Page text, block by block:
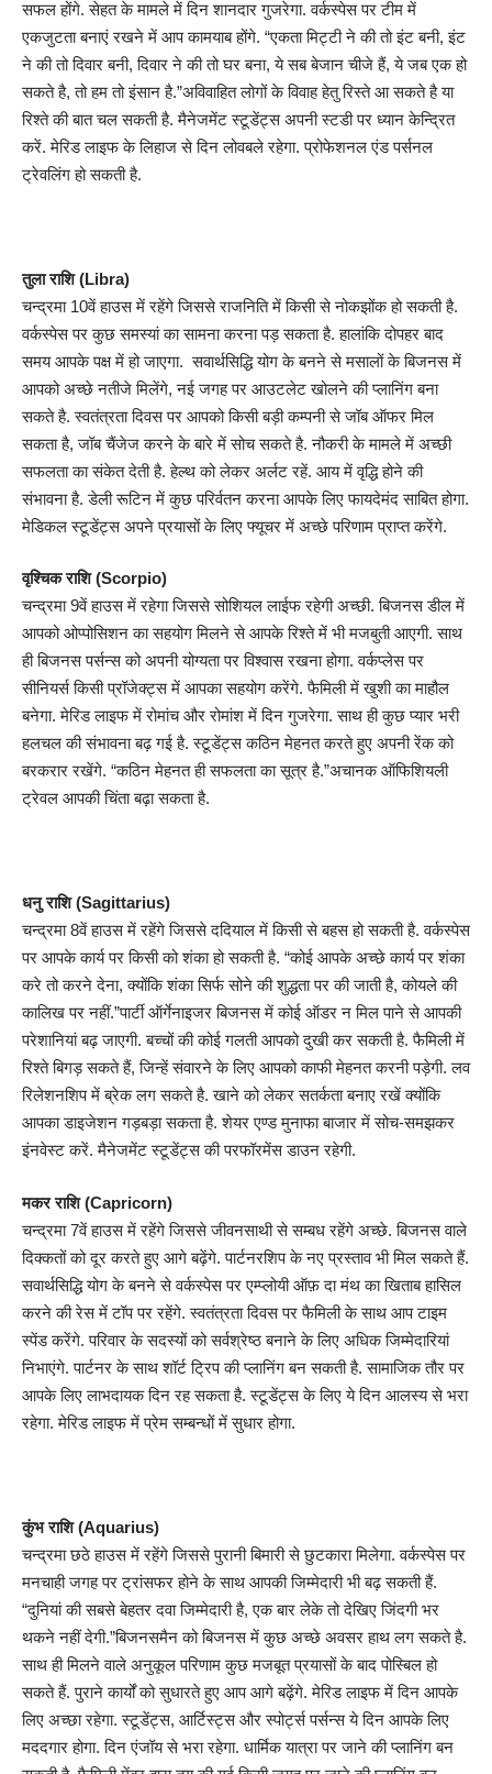
सफल होंगे. सेहत के मामले में दिन शानदार गुजरेगा. वर्कस्पेस पर टीम में
एकजुटता बनाएं रखने में आप कामयाब होंगे. “एकता मिट्टी ने की तो इंट बनी, इंट
ने की तो दिवार बनी, दिवार ने की तो घर बना, ये सब बेजान चीजे हैं, ये जब एक हो
सकते है, तो हम तो इंसान है.”अविवाहित लोगों के विवाह हेतु रिस्ते आ सकते है या
रिश्ते की बात चल सकती है. मैनेजमेंट स्टूडेंट्स अपनी स्टडी पर ध्यान केन्द्रित
करें. मेरिड लाइफ के लिहाज से दिन लोवबले रहेगा. प्रोफेशनल एंड पर्सनल
ट्रेवलिंग हो सकती है.
तुला राशि (Libra)
चन्द्रमा 10वें हाउस में रहेंगे जिससे राजनिति में किसी से नोकझोंक हो सकती है.
वर्कस्पेस पर कुछ समस्यां का सामना करना पड़ सकता है. हालांकि दोपहर बाद
समय आपके पक्ष में हो जाएगा. सवार्थसिद्धि योग के बनने से मसालों के बिजनस में
आपको अच्छे नतीजे मिलेंगे, नई जगह पर आउटलेट खोलने की प्लानिंग बना
सकते है. स्वतंत्रता दिवस पर आपको किसी बड़ी कम्पनी से जॉब ऑफर मिल
सकता है, जॉब चैंजेज करने के बारे में सोच सकते है. नौकरी के मामले में अच्छी
सफलता का संकेत देती है. हेल्थ को लेकर अर्लट रहें. आय में वृद्धि होने की
संभावना है. डेली रूटिन में कुछ परिर्वतन करना आपके लिए फायदेमंद साबित होगा.
मेडिकल स्टूडेंट्स अपने प्रयासों के लिए फ्यूचर में अच्छे परिणाम प्राप्त करेंगे.
वृश्चिक राशि (Scorpio)
चन्द्रमा 9वें हाउस में रहेगा जिससे सोशियल लाईफ रहेगी अच्छी. बिजनस डील में
आपको ओप्पोसिशन का सहयोग मिलने से आपके रिश्ते में भी मजबुती आएगी. साथ
ही बिजनस पर्सन्स को अपनी योग्यता पर विश्वास रखना होगा. वर्कप्लेस पर
सीनियर्स किसी प्रॉजेक्ट्स में आपका सहयोग करेंगे. फैमिली में खुशी का माहौल
बनेगा. मेरिड लाइफ में रोमांच और रोमांश में दिन गुजरेगा. साथ ही कुछ प्यार भरी
हलचल की संभावना बढ़ गई है. स्टूडेंट्स कठिन मेहनत करते हुए अपनी रेंक को
बरकरार रखेंगे. “कठिन मेहनत ही सफलता का सूत्र है.”अचानक ऑफिशियली
ट्रेवल आपकी चिंता बढ़ा सकता है.
धनु राशि (Sagittarius)
चन्द्रमा 8वें हाउस में रहेंगे जिससे ददियाल में किसी से बहस हो सकती है. वर्कस्पेस
पर आपके कार्य पर किसी को शंका हो सकती है. “कोई आपके अच्छे कार्य पर शंका
करे तो करने देना, क्योंकि शंका सिर्फ सोने की शुद्धता पर की जाती है, कोयले की
कालिख पर नहीं.”पार्टी ऑर्गेनाइजर बिजनस में कोई ऑडर न मिल पाने से आपकी
परेशानियां बढ़ जाएगी. बच्चों की कोई गलती आपको दुखी कर सकती है. फैमिली में
रिश्ते बिगड़ सकते हैं, जिन्हें संवारने के लिए आपको काफी मेहनत करनी पड़ेगी. लव
रिलेशनशिप में ब्रेक लग सकते है. खाने को लेकर सतर्कता बनाए रखें क्योंकि
आपका डाइजेशन गड़बड़ा सकता है. शेयर एण्ड मुनाफा बाजार में सोच-समझकर
इंनवेस्ट करें. मैनेजमेंट स्टूडेंट्स की परफॉरमेंस डाउन रहेगी.
मकर राशि (Capricorn)
चन्द्रमा 7वें हाउस में रहेंगे जिससे जीवनसाथी से सम्बध रहेंगे अच्छे. बिजनस वाले
दिक्कतों को दूर करते हुए आगे बढ़ेंगे. पार्टनरशिप के नए प्रस्ताव भी मिल सकते हैं.
सवार्थसिद्धि योग के बनने से वर्कस्पेस पर एम्प्लोयी ऑफ़ दा मंथ का खिताब हासिल
करने की रेस में टॉप पर रहेंगे. स्वतंत्रता दिवस पर फैमिली के साथ आप टाइम
स्पेंड करेंगे. परिवार के सदस्यों को सर्वश्रेष्ठ बनाने के लिए अधिक जिम्मेदारियां
निभाएंगे. पार्टनर के साथ शॉर्ट ट्रिप की प्लानिंग बन सकती है. सामाजिक तौर पर
आपके लिए लाभदायक दिन रह सकता है. स्टूडेंट्स के लिए ये दिन आलस्य से भरा
रहेगा. मेरिड लाइफ में प्रेम सम्बन्धों में सुधार होगा.
कुंभ राशि (Aquarius)
चन्द्रमा छठे हाउस में रहेंगे जिससे पुरानी बिमारी से छुटकारा मिलेगा. वर्कस्पेस पर
मनचाही जगह पर ट्रांसफर होने के साथ आपकी जिम्मेदारी भी बढ़ सकती हैं.
“दुनियां की सबसे बेहतर दवा जिम्मेदारी है, एक बार लेके तो देखिए जिंदगी भर
थकने नहीं देगी.”बिजनसमैन को बिजनस में कुछ अच्छे अवसर हाथ लग सकते है.
साथ ही मिलने वाले अनुकूल परिणाम कुछ मजबूत प्रयासों के बाद पोस्बिल हो
सकते हैं. पुराने कार्यों को सुधारते हुए आप आगे बढ़ेंगे. मेरिड लाइफ में दिन आपके
लिए अच्छा रहेगा. स्टूडेंट्स, आर्टिस्ट्स और स्पोर्ट्स पर्सन्स ये दिन आपके लिए
मददगार होगा. दिन एंजॉय से भरा रहेगा. धार्मिक यात्रा पर जाने की प्लानिंग बन